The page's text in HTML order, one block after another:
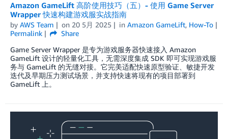
Amazon GameLift 高阶使用技巧（五）- 使用 Game Server
Wrapper 快速构建游戏服实战指南
by AWS Team on 20 5月 2025 in Amazon GameLift, How-To
Permalink
Share
Game Server Wrapper 是专为游戏服务器快速接入 Amazon
GameLift 设计的轻量化工具，无需深度集成 SDK 即可实现游戏服
务与 GameLift 的无缝对接。它完美适配快速原型验证、敏捷开发
迭代及早期压力测试场景，并支持快速将现有的项目部署到
GameLift 上。